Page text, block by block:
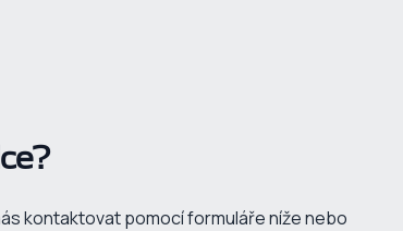
kontaktovat pomocí formuláře níže nebo